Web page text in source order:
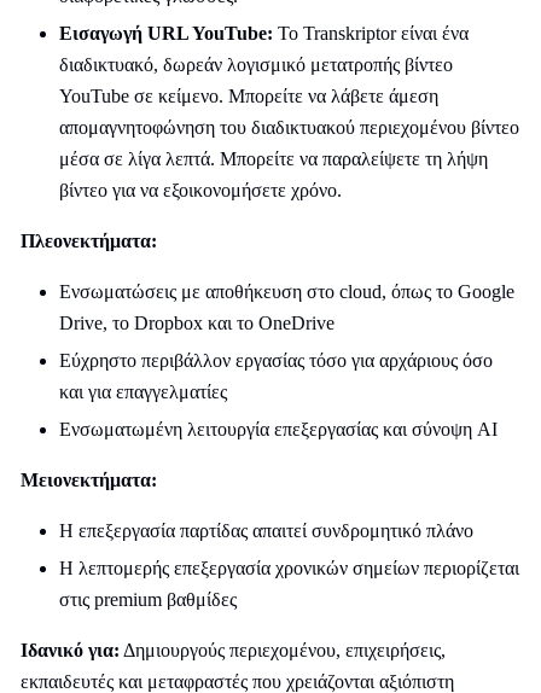
Εισαγωγή URL YouTube: Το Transkriptor είναι ένα
διαδικτυακό, δωρεάν λογισμικό μετατροπής βίντεο
YouTube σε κείμενο. Μπορείτε να λάβετε άμεση
απομαγνητοφώνηση του διαδικτυακού περιεχομένου βίντεο
μέσα σε λίγα λεπτά. Μπορείτε να παραλείψετε τη λήψη
βίντεο για να εξοικονομήσετε χρόνο.
Πλεονεκτήματα:
Ενσωματώσεις με αποθήκευση στο cloud, όπως το Google
Drive, το Dropbox και το OneDrive
Εύχρηστο περιβάλλον εργασίας τόσο για αρχάριους όσο
και για επαγγελματίες
Ενσωματωμένη λειτουργία επεξεργασίας και σύνοψη AI
Μειονεκτήματα:
Η επεξεργασία παρτίδας απαιτεί συνδρομητικό πλάνο
Η λεπτομερής επεξεργασία χρονικών σημείων περιορίζεται
στις premium βαθμίδες
Ιδανικό για: Δημιουργούς περιεχομένου, επιχειρήσεις,
εκπαιδευτές και μεταφραστές που χρειάζονται αξιόπιστη